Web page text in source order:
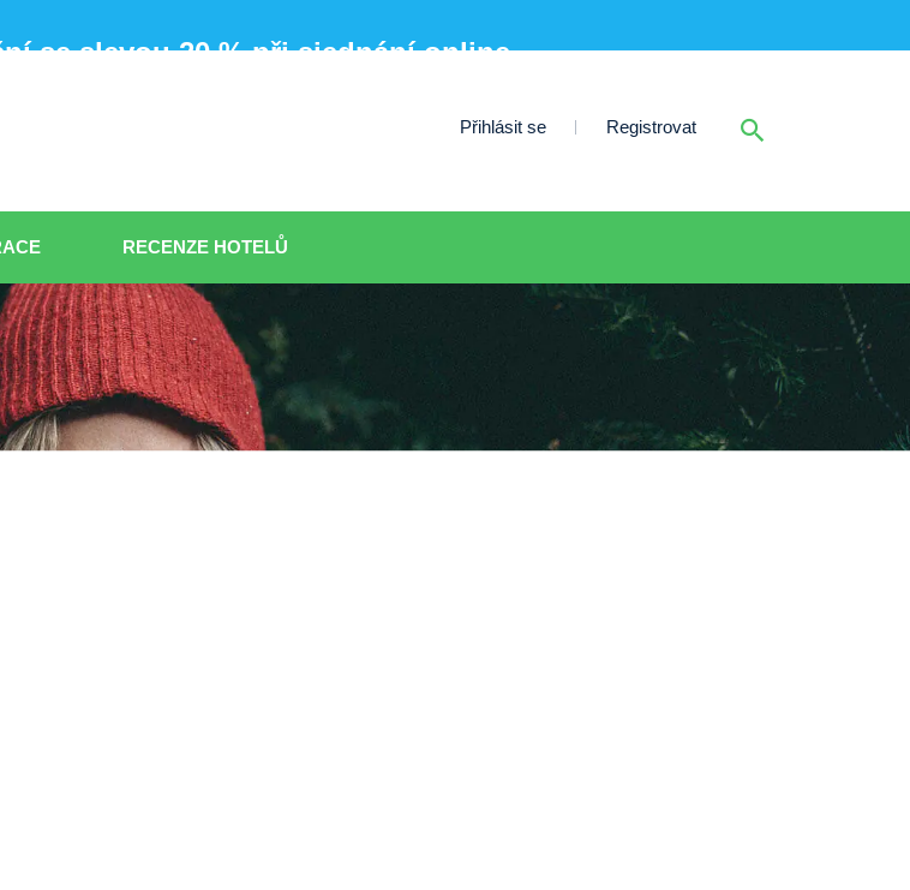
se slevou 20 % při sjednání online
Přihlásit se Registrovat
RECENZE HOTELŮ